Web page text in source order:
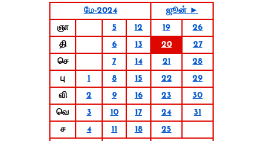
மே-2024
ஜூன் ►
ஞா
5 12 19
26
தி
6 13 20
27
செ
7 14 21
28
பு
1 8 15 22
29
வி
2 9 16 23
30
வெ
3 10 17 24
31
ச
4 11 18
25